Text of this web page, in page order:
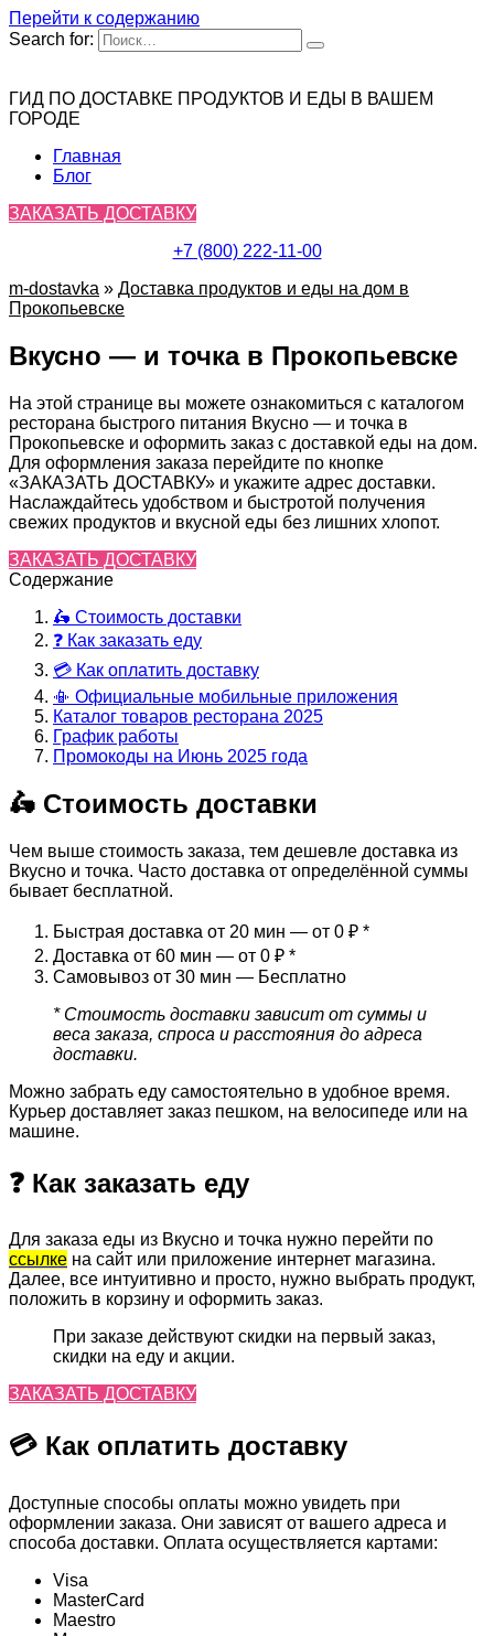
Перейти к содержанию
Search for:
ГИД ПО ДОСТАВКЕ ПРОДУКТОВ И ЕДЫ В ВАШЕМ
ГОРОДЕ
Главная
Блог
ЗАКАЗАТЬ ДОСТАВКУ
+7 (800) 222-11-00
m-dostavka » Доставка продуктов и еды на дом в
Прокопьевске
Вкусно — и точка в Прокопьевске
На этой странице вы можете ознакомиться с каталогом
ресторана быстрого питания Вкусно — и точка в
Прокопьевске и оформить заказ с доставкой еды на дом.
Для оформления заказа перейдите по кнопке
«ЗАКАЗАТЬ ДОСТАВКУ» и укажите адрес доставки.
Наслаждайтесь удобством и быстротой получения
свежих продуктов и вкусной еды без лишних хлопот.
ЗАКАЗАТЬ ДОСТАВКУ
Содержание
🛵 Стоимость доставки
❓ Как заказать еду
💳 Как оплатить доставку
📳 Официальные мобильные приложения
Каталог товаров ресторана 2025
График работы
Промокоды на Июнь 2025 года
🛵 Стоимость доставки
Чем выше стоимость заказа, тем дешевле доставка из
Вкусно и точка. Часто доставка от определённой суммы
бывает бесплатной.
Быстрая доставка от 20 мин — от 0 ₽ *
Доставка от 60 мин — от 0 ₽ *
Самовывоз от 30 мин — Бесплатно
* Стоимость доставки зависит от суммы и
веса заказа, спроса и расстояния до адреса
доставки.
Можно забрать еду самостоятельно в удобное время.
Курьер доставляет заказ пешком, на велосипеде или на
машине.
❓ Как заказать еду
Для заказа еды из Вкусно и точка нужно перейти по
ссылке на сайт или приложение интернет магазина.
Далее, все интуитивно и просто, нужно выбрать продукт,
положить в корзину и оформить заказ.
При заказе действуют скидки на первый заказ,
скидки на еду и акции.
ЗАКАЗАТЬ ДОСТАВКУ
💳 Как оплатить доставку
Доступные способы оплаты можно увидеть при
оформлении заказа. Они зависят от вашего адреса и
способа доставки. Оплата осуществляется картами:
Visa
MasterСard
Maestro